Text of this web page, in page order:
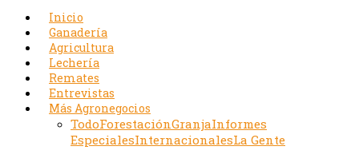
Inicio
Ganadería
Agricultura
Lechería
Remates
Entrevistas
Más Agronegocios
TodoForestaciónGranjaInformes
EspecialesInternacionalesLa Gente